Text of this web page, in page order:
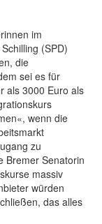
im
(SPD)
die
sei es für
als 3000 Euro als
wenn die
zu
Bremer Senatorin
massiv
würden
das alles